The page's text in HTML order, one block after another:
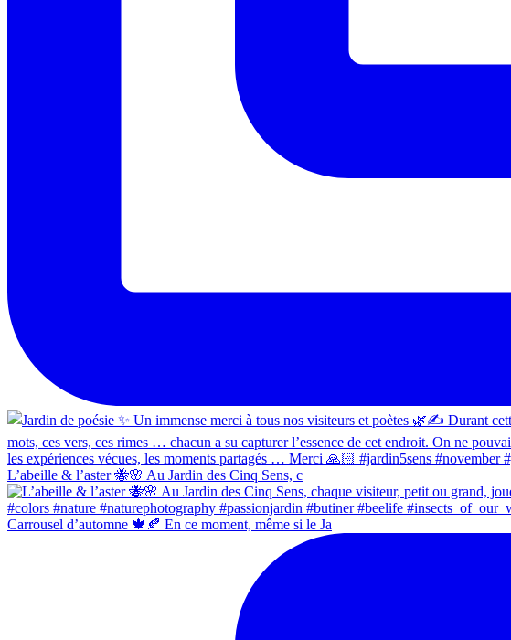
L’abeille & l’aster 🐝🌸 Au Jardin des Cinq Sens, c
Carrousel d’automne 🍁🍂 En ce moment, même si le Ja